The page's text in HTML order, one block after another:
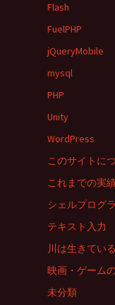
Flash
FuelPHP
jQueryMobile
mysql
PHP
Unity
WordPress
このサイトに
これまでの実
シェルプログ
テキスト入力
川は生きている
映画・ゲーム
未分類